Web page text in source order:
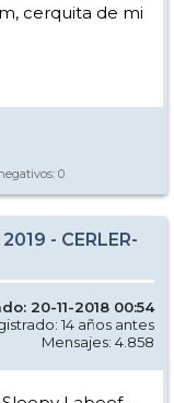
cerquita de mi
0
- CERLER-
20-11-2018 00:54
14 años antes
Mensajes: 4.858